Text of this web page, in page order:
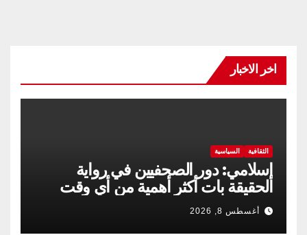
اخر الاخبار
الثقافية السياسية
إسلامي: دور الصحفيين في رواية
الحقيقة بات أكثر أهمية من أي وقت
مضى
أغسطس 8, 2026